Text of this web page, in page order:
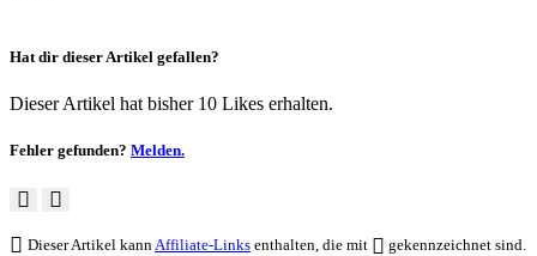
Hat dir dieser Artikel gefallen?
Dieser Artikel hat bisher 10 Likes erhalten.
Fehler gefunden? Melden.
Dieser Artikel kannAffiliate-Links enthalten, die mit
gekennzeichnet sind.